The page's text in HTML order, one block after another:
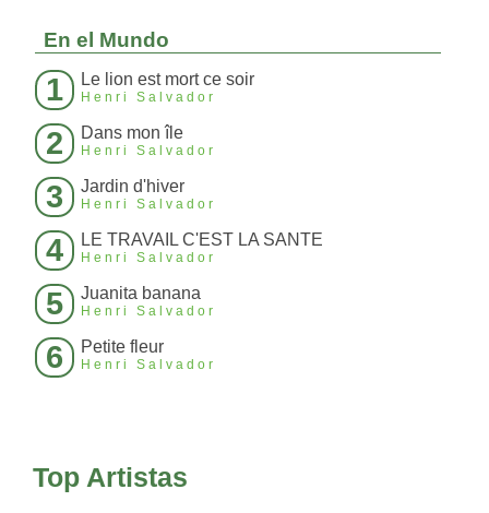
En el Mundo
1 Le lion est mort ce soir
Henri Salvador
2 Dans mon île
Henri Salvador
3 Jardin d'hiver
Henri Salvador
4 LE TRAVAIL C'EST LA SANTE
Henri Salvador
5 Juanita banana
Henri Salvador
6 Petite fleur
Henri Salvador
Top Artistas